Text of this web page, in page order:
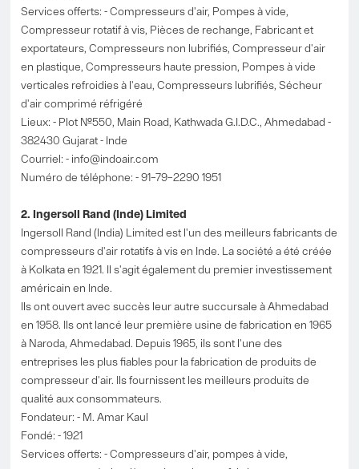
Services offerts: - Compresseurs d'air, Pompes à vide,
Compresseur rotatif à vis, Pièces de rechange, Fabricant et
exportateurs, Compresseurs non lubrifiés, Compresseur d'air
en plastique, Compresseurs haute pression, Pompes à vide
verticales refroidies à l'eau, Compresseurs lubrifiés, Sécheur
d'air comprimé réfrigéré
Lieux: - Plot №550, Main Road, Kathwada G.I.D.C., Ahmedabad -
382430 Gujarat - Inde
Courriel: - info@indoair.com
Numéro de téléphone: - 91–79–2290 1951
2. Ingersoll Rand (Inde) Limited
Ingersoll Rand (India) Limited est l'un des meilleurs fabricants de
compresseurs d'air rotatifs à vis en Inde. La société a été créée
à Kolkata en 1921. Il s'agit également du premier investissement
américain en Inde.
Ils ont ouvert avec succès leur autre succursale à Ahmedabad
en 1958. Ils ont lancé leur première usine de fabrication en 1965
à Naroda, Ahmedabad. Depuis 1965, ils sont l'une des
entreprises les plus fiables pour la fabrication de produits de
compresseur d'air. Ils fournissent les meilleurs produits de
qualité aux consommateurs.
Fondateur: - M. Amar Kaul
Fondé: - 1921
Services offerts: - Compresseurs d'air, pompes à vide,